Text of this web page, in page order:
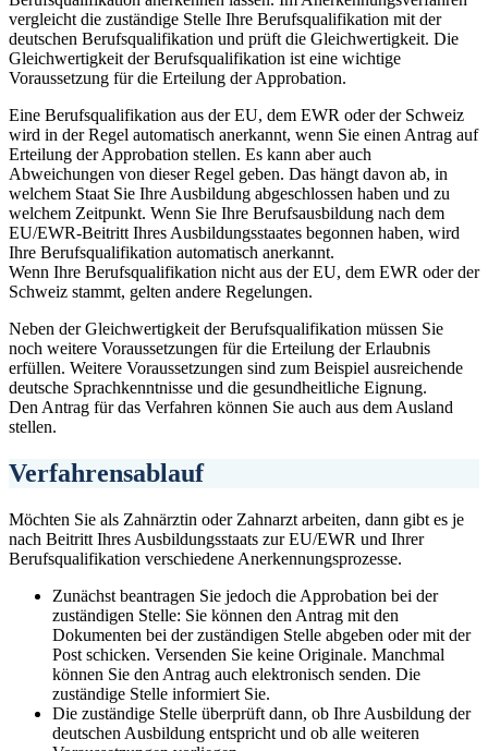
vergleicht die zuständige Stelle Ihre Berufsqualifikation mit der
deutschen Berufsqualifikation und prüft die Gleichwertigkeit. Die
Gleichwertigkeit der Berufsqualifikation ist eine wichtige
Voraussetzung für die Erteilung der Approbation.
Eine Berufsqualifikation aus der EU, dem EWR oder der Schweiz
wird in der Regel automatisch anerkannt, wenn Sie einen Antrag auf
Erteilung der Approbation stellen. Es kann aber auch
Abweichungen von dieser Regel geben. Das hängt davon ab, in
welchem Staat Sie Ihre Ausbildung abgeschlossen haben und zu
welchem Zeitpunkt. Wenn Sie Ihre Berufsausbildung nach dem
EU/EWR-Beitritt Ihres Ausbildungsstaates begonnen haben, wird
Ihre Berufsqualifikation automatisch anerkannt.
Wenn Ihre Berufsqualifikation nicht aus der EU, dem EWR oder der
Schweiz stammt, gelten andere Regelungen.
Neben der Gleichwertigkeit der Berufsqualifikation müssen Sie
noch weitere Voraussetzungen für die Erteilung der Erlaubnis
erfüllen. Weitere Voraussetzungen sind zum Beispiel ausreichende
deutsche Sprachkenntnisse und die gesundheitliche Eignung.
Den Antrag für das Verfahren können Sie auch aus dem Ausland
stellen.
Verfahrensablauf
Möchten Sie als Zahnärztin oder Zahnarzt arbeiten, dann gibt es je
nach Beitritt Ihres Ausbildungsstaats zur EU/EWR und Ihrer
Berufsqualifikation verschiedene Anerkennungsprozesse.
Zunächst beantragen Sie jedoch die Approbation bei der
zuständigen Stelle: Sie können den Antrag mit den
Dokumenten bei der zuständigen Stelle abgeben oder mit der
Post schicken. Versenden Sie keine Originale. Manchmal
können Sie den Antrag auch elektronisch senden. Die
zuständige Stelle informiert Sie.
Die zuständige Stelle überprüft dann, ob Ihre Ausbildung der
deutschen Ausbildung entspricht und ob alle weiteren